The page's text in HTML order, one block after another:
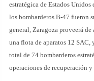
estratégica de Estados Unidos
los bombarderos B-47 fueron
general, Zaragoza proveerá
una flota de aparatos 12
total de 74 bombarderos
operaciones de recuperación